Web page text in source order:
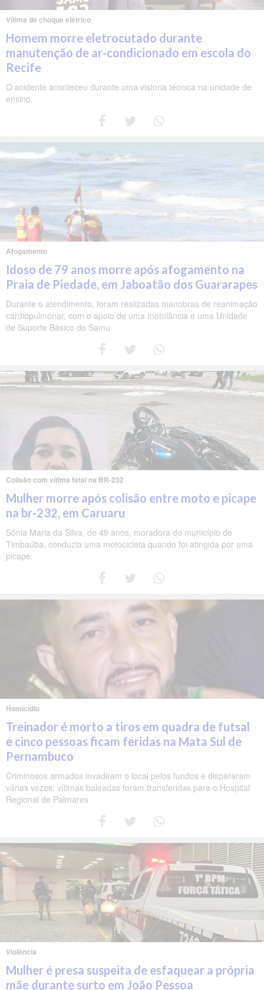
Vítima de choque elétrico
Homem morre eletrocutado durante
manutenção de ar-condicionado em escola do
Recife
O acidente aconteceu durante uma vistoria técnica na unidade de
ensino.
Afogamento
Idoso de 79 anos morre após afogamento na
Praia de Piedade, em Jaboatão dos Guararapes
Durante o atendimento, foram realizadas manobras de reanimação
cardiopulmonar, com o apoio de uma motolância e uma Unidade
de Suporte Básico do Samu
Colisão com vítima fatal na BR-232
Mulher morre após colisão entre moto e picape
na br-232, em Caruaru
Sônia Maria da Silva, de 49 anos, moradora do município de
Timbaúba, conduzia uma motocicleta quando foi atingida por uma
picape.
Homicídio
Treinador é morto a tiros em quadra de futsal
e cinco pessoas ficam feridas na Mata Sul de
Pernambuco
Criminosos armados invadiram o local pelos fundos e dispararam
várias vezes; vítimas baleadas foram transferidas para o Hospital
Regional de Palmares
Violência
Mulher é presa suspeita de esfaquear a própria
mãe durante surto em João Pessoa